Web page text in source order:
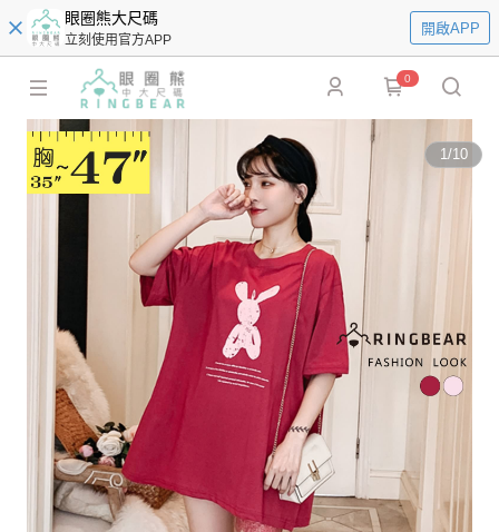
眼圈熊大尺碼
立刻使用官方APP
開啟APP
0
1/10